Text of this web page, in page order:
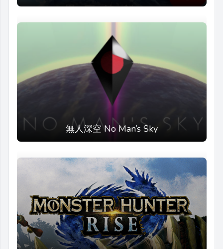
無人深空 No Man’s Sky